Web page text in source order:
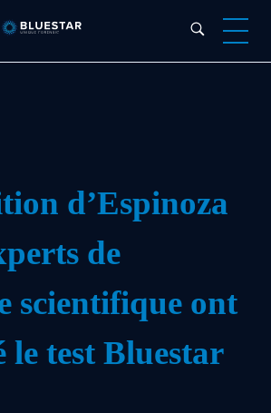
d’Espinoza
de
scientifique ont
le test Bluestar